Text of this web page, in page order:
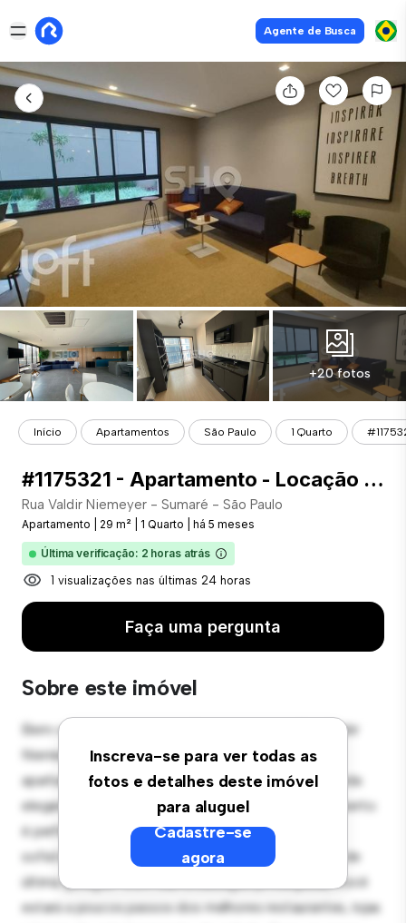
Agente de Busca
+20 fotos
Início Apartamentos São Paulo 1 Quarto
#1175321 - Apartamento - Locação com 29.00 m² , 1 Quarto(s), por R$ 3.100
Rua Valdir Niemeyer - Sumaré - São Paulo
Apartamento 29 m² 1 Quarto há 5 meses
Última verificação: 2 horas atrás
1 visualizações nas últimas 24 horas
Faça uma pergunta
Sobre este imóvel
Inscreva-se para ver todas as
fotos e detalhes deste imóvel
para aluguel
Cadastre-se
agora
Bem-vindo ao seu novo refúgio urbano em Rua Valdir
Niemeyer - Sumaré - São Paulo! Este moderno
apartamento de 1 quartos oferece um espaço de vida
elegante e aconchegante. O layout em conceito aberto
é perfeito para receber convidados, e a cozinha
sofisticada está equipada com eletrodomésticos de
última geração. Com sua localização privilegiada, você
estará a poucos passos dos melhores restaurantes, lojas